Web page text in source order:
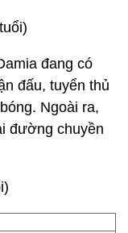
đang có
đấu, tuyển thủ
Ngoài ra,
đường chuyền